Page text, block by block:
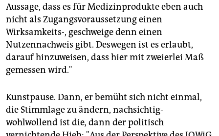
Aussage, dass es für Medizinprodukte eben auch
nicht als Zugangsvoraussetzung einen
Wirksamkeits-, geschweige denn einen
Nutzennachweis gibt. Deswegen ist es erlaubt,
darauf hinzuweisen, dass hier mit zweierlei Maß
gemessen wird."
Kunstpause. Dann, er bemüht sich nicht einmal,
die Stimmlage zu ändern, nachsichtig-
wohlwollend ist die, dann der politisch